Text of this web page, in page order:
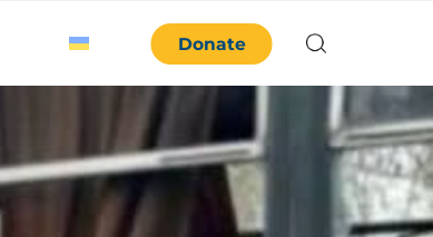
Donate